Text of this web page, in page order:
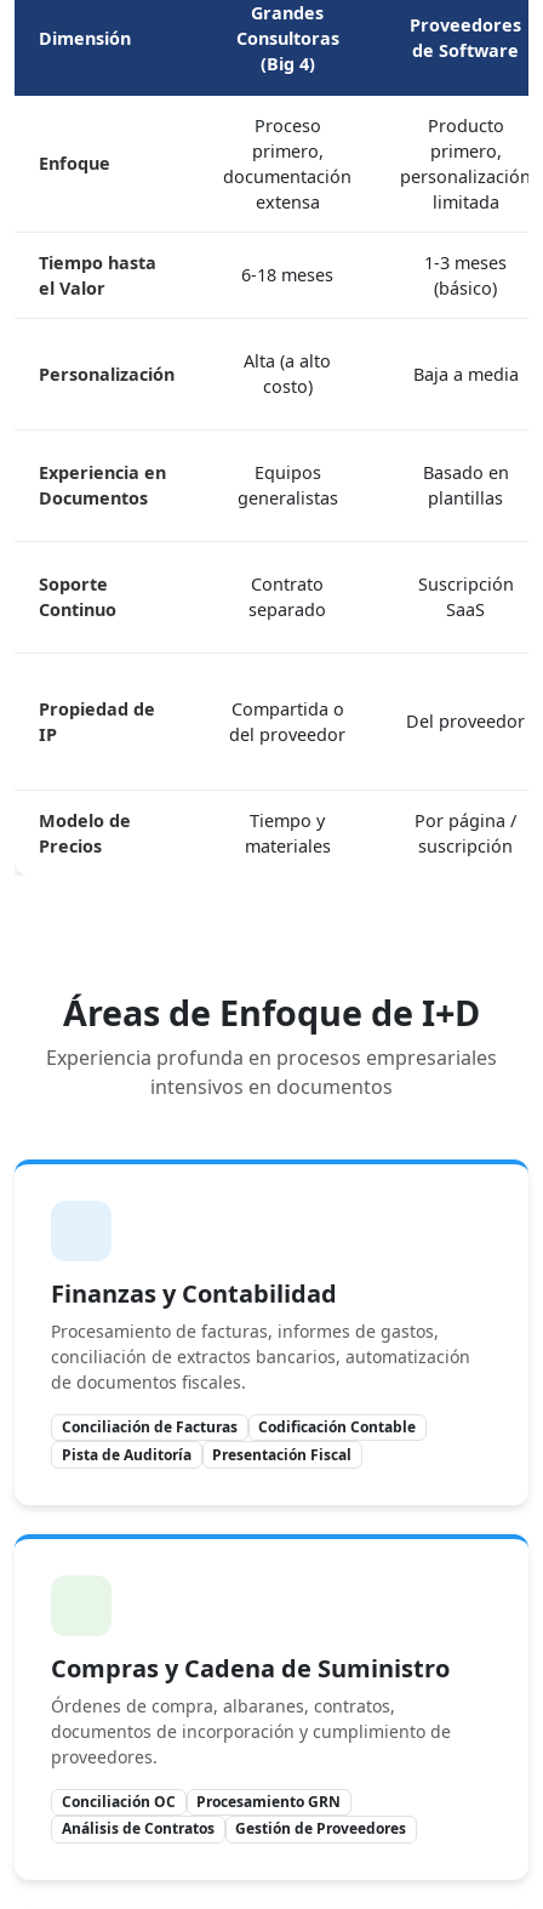
Dimensión
Grandes
Consultoras
(Big 4)
Proveedores
de Software
Enfoque
Proceso
primero,
documentación
extensa
Producto
primero,
personalización
limitada
Tiempo hasta
el Valor
6-18 meses
1-3 meses
(básico)
Personalización
Alta (a alto
costo)
Baja a media
Experiencia en
Documentos
Equipos
generalistas
Basado en
plantillas
Soporte
Continuo
Contrato
separado
Suscripción
SaaS
Propiedad de
IP
Compartida o
del proveedor
Del proveedor
Modelo de
Precios
Tiempo y
materiales
Por página /
suscripción
Áreas de Enfoque de I+D
Experiencia profunda en procesos empresariales
intensivos en documentos
Finanzas y Contabilidad
Procesamiento de facturas, informes de gastos,
conciliación de extractos bancarios, automatización
de documentos fiscales.
Conciliación de Facturas
Codificación Contable
Pista de Auditoría
Presentación Fiscal
Compras y Cadena de Suministro
Órdenes de compra, albaranes, contratos,
documentos de incorporación y cumplimiento de
proveedores.
Conciliación OC
Procesamiento GRN
Análisis de Contratos
Gestión de Proveedores